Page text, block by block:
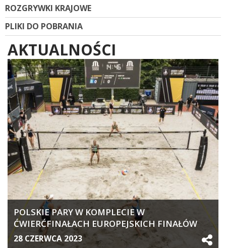
ROZGRYWKI KRAJOWE
PLIKI DO POBRANIA
AKTUALNOŚCI
POLSKIE PARY W KOMPLECIE W
ĆWIERĆFINAŁACH EUROPEJSKICH FINAŁÓW
QKOTC
28 CZERWCA 2023